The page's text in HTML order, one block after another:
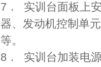
7． 实训台面板上
器、发动机控制单
等。
8． 实训台加装电